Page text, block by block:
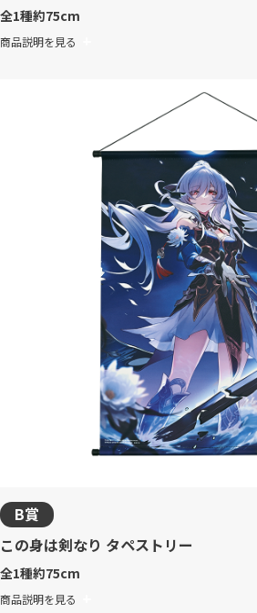
全1種約75cm
商品説明を見る
B賞
この身は剣なり タペストリー
全1種約75cm
商品説明を見る